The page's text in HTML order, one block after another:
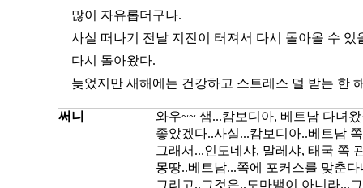
많이 자유롭더구나.
사실 떠나기 전날 지진이 터져서 다시 돌아올 수
다시 돌아왔다.
늦었지만 새해에는 건강하고 스트레스 덜 받는 한
써니
와우~~ 샘...캄보디아, 베트남 다녀
좋았겠다..사실...캄보디아..베트남
그래서...인도네샤, 말레샤, 태국 쪽
몽땅..베트남...쪽에 포커스를 맞춘
그리고..그것은..도마뱀이 아니라...